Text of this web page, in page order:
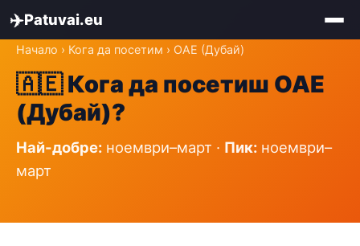
✈️Patuvai.eu
Начало › Кога да посетим › ОАЕ (Дубай)
🇦🇪 Кога да посетиш ОАЕ
(Дубай)?
Най-добре: ноември–март · Пик: ноември–
март